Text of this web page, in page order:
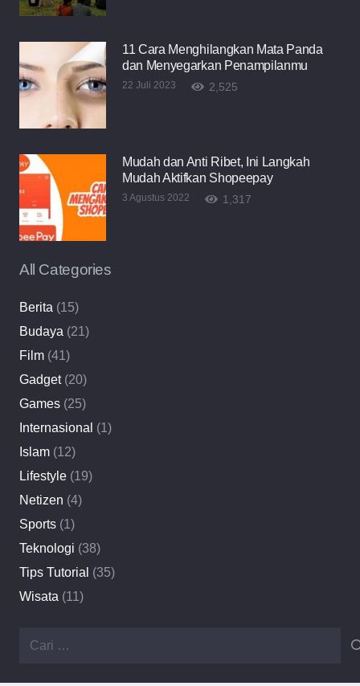
11 Cara Menghilangkan Mata Panda
dan Menyegarkan Penampilanmu
22 Juli 2023 2,525
Mudah dan Anti Ribet, Ini Langkah
Mudah Aktifkan Shopeepay
3 Agustus 2022 1,317
All Categories
Berita (15)
Budaya (21)
Film (41)
Gadget(20)
Games (25)
Internasional (1)
Islam (12)
Lifestyle (19)
Netizen (4)
Sports (1)
Teknologi (38)
Tips Tutorial (35)
Wisata (11)
Cari